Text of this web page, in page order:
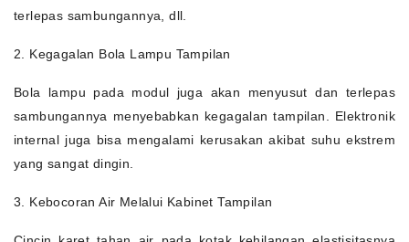
terlepas sambungannya, dll.
2. Kegagalan Bola Lampu Tampilan
Bola lampu pada modul juga akan menyusut dan terlepas
sambungannya menyebabkan kegagalan tampilan. Elektronik
internal juga bisa mengalami kerusakan akibat suhu ekstrem
yang sangat dingin.
3. Kebocoran Air Melalui Kabinet Tampilan